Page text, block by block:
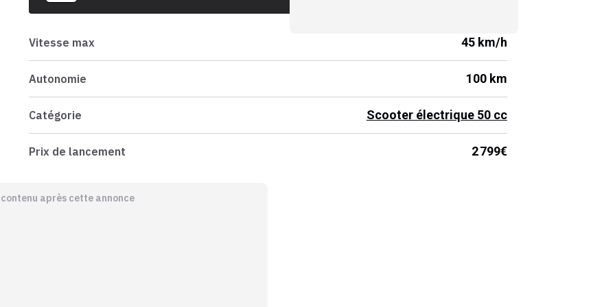
Vitesse max 45 km/h
Autonomie 100 km
Catégorie Scooter électrique 50 cc
Prix de lancement 2 799€
après cette annonce